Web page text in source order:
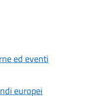
ed eventi
europei